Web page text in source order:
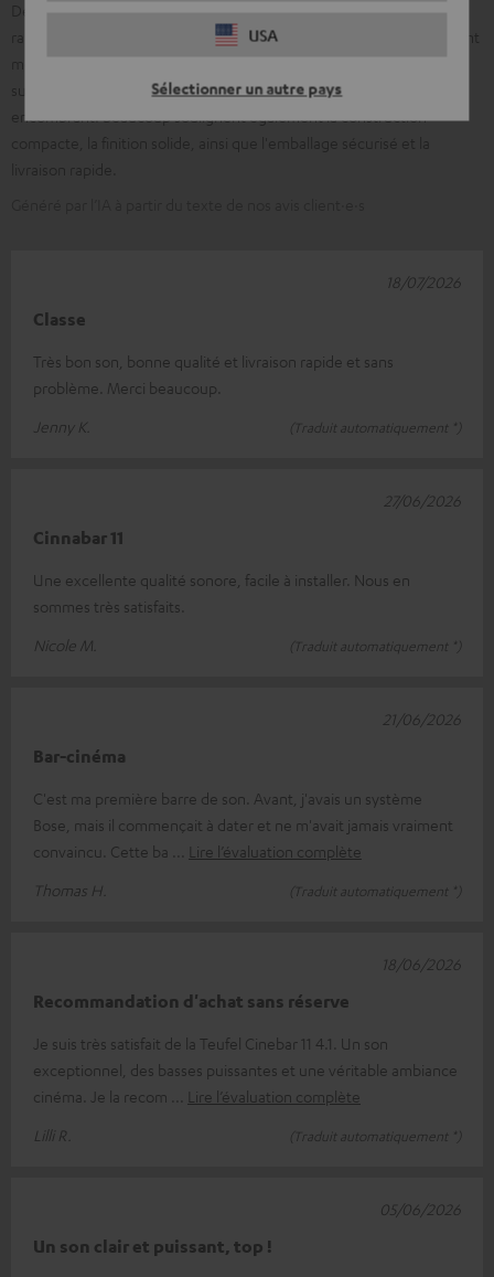
USA
Sélectionner un autre pays
rapide ainsi que l'interaction sans faille des composants. Il est souvent
surround/Dolby Atmos et un caisson de basses robuste et peu
encombrant. Beaucoup soulignent également la construction
Classe
Très bon son, bonne qualité et livraison rapide et sans
problème. Merci beaucoup.
Jenny K.
(Traduit automatiquement *)
18/07/2026
Cinnabar 11
Une excellente qualité sonore, facile à installer. Nous en
sommes très satisfaits.
Nicole M.
(Traduit automatiquement *)
27/06/2026
Bar-cinéma
C'est ma première barre de son. Avant, j'avais un système
Bose, mais il commençait à dater et ne m'avait jamais vraiment
convaincu. Cette ba
Lire l’évaluation complète
Thomas H.
(Traduit automatiquement *)
21/06/2026
Recommandation d'achat sans réserve
Je suis très satisfait de la Teufel Cinebar 11 4.1. Un son
exceptionnel, des basses puissantes et une véritable ambiance
cinéma. Je la recom
Lire l’évaluation complète
Lilli R.
(Traduit automatiquement *)
18/06/2026
Un son clair et puissant, top !
05/06/2026